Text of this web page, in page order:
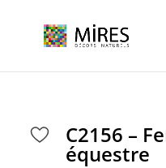
C2156 –
équestre